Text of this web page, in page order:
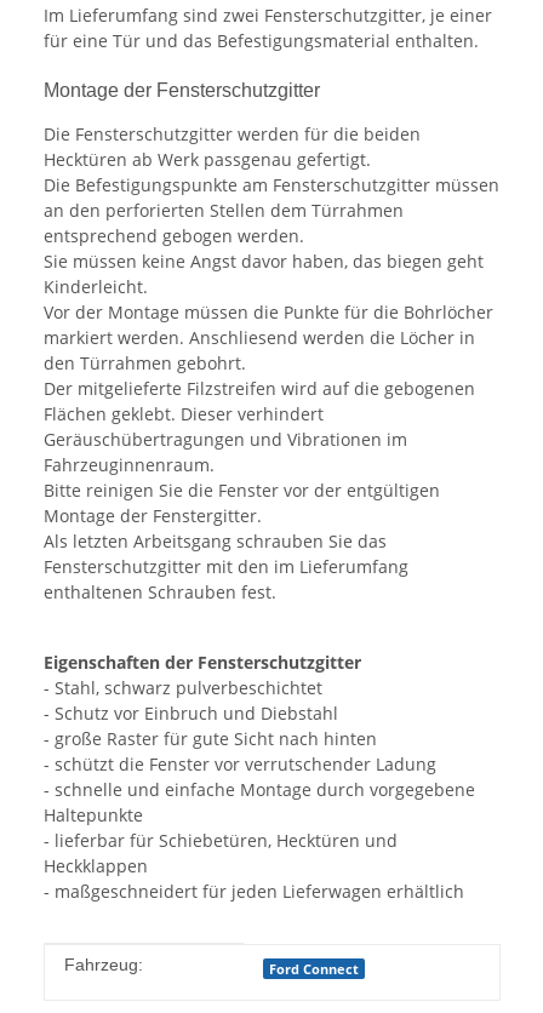
Im Lieferumfang sind zwei Fensterschutzgitter, je einer
für eine Tür und das Befestigungsmaterial enthalten.
Montage der Fensterschutzgitter
Die Fensterschutzgitter werden für die beiden
Hecktüren ab Werk passgenau gefertigt.
Die Befestigungspunkte am Fensterschutzgitter müssen
an den perforierten Stellen dem Türrahmen
entsprechend gebogen werden.
Sie müssen keine Angst davor haben, das biegen geht
Kinderleicht.
Vor der Montage müssen die Punkte für die Bohrlöcher
markiert werden. Anschliesend werden die Löcher in
den Türrahmen gebohrt.
Der mitgelieferte Filzstreifen wird auf die gebogenen
Flächen geklebt. Dieser verhindert
Geräuschübertragungen und Vibrationen im
Fahrzeuginnenraum.
Bitte reinigen Sie die Fenster vor der entgültigen
Montage der Fenstergitter.
Als letzten Arbeitsgang schrauben Sie das
Fensterschutzgitter mit den im Lieferumfang
enthaltenen Schrauben fest.
Eigenschaften der Fensterschutzgitter
- Stahl, schwarz pulverbeschichtet
- Schutz vor Einbruch und Diebstahl
- große Raster für gute Sicht nach hinten
- schützt die Fenster vor verrutschender Ladung
- schnelle und einfache Montage durch vorgegebene
Haltepunkte
- lieferbar für Schiebetüren, Hecktüren und
Heckklappen
- maßgeschneidert für jeden Lieferwagen erhältlich
Produkteigenschaft
Wert
Fahrzeug: Ford Connect